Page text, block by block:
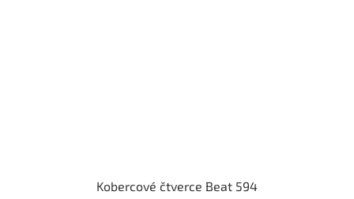
Kobercové čtverce Beat 594